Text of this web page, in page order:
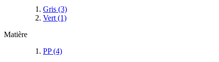
Gris (3)
Vert (1)
Matière
PP(4)